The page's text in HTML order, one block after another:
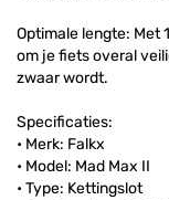
Optimale lengte: Met
om je fiets overal
zwaar wordt.
Specificaties:
• Merk: Falkx
• Model: Mad Max II
• Type: Kettingslot